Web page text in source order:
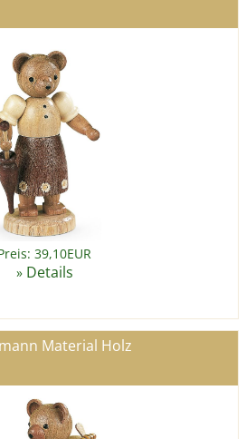
39,10EUR
» Details
Material Holz